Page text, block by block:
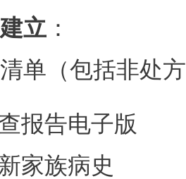
立 ：
单（包括非处
报告电子版
家族病史